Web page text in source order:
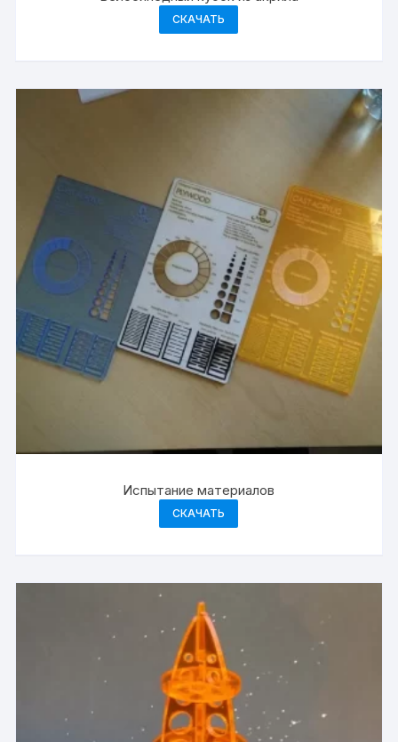
СКАЧАТЬ
Испытание материалов
СКАЧАТЬ